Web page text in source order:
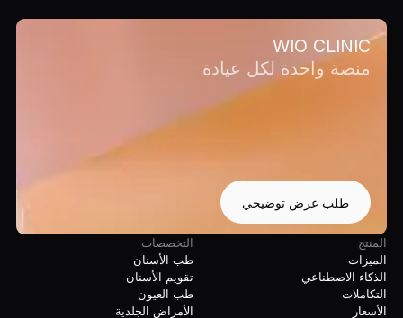
WIO CLINIC
منصة واحدة لكل عيادة
طلب عرض توضيحي
المنتج
الميزات
الذكاء الاصطناعي
التكاملات
الأسعار
التخصصات
طب الأسنان
تقويم الأسنان
طب العيون
الأمراض الجلدية